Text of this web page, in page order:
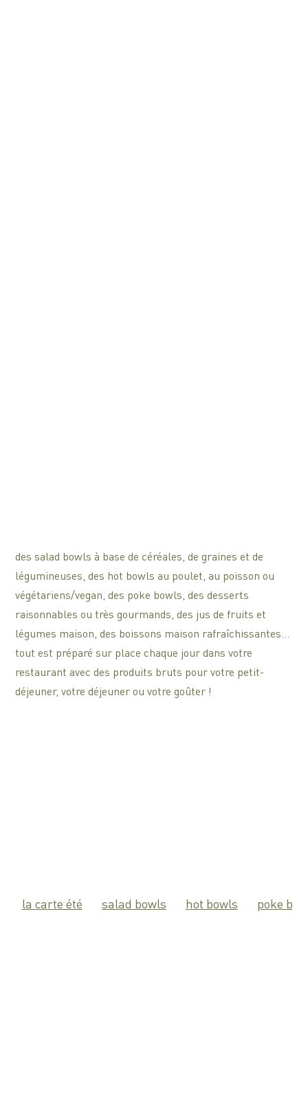
des salad bowls à base de céréales, de graines et de
légumineuses, des hot bowls au poulet, au poisson ou
végétariens/vegan, des poke bowls, des desserts
raisonnables ou très gourmands, des jus de fruits et
légumes maison, des boissons maison rafraîchissantes…
tout est préparé sur place chaque jour dans votre
restaurant avec des produits bruts pour votre petit-
déjeuner, votre déjeuner ou votre goûter !
la carte été salad bowls hot bowls poke